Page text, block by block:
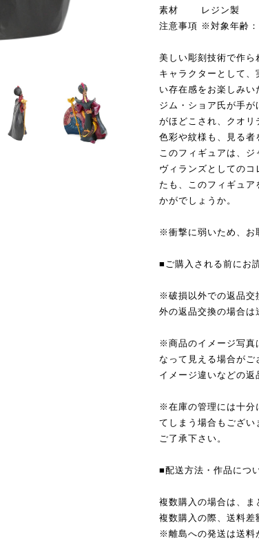
素材 レジン製
注意事項 ※対象年齢
美しい彫刻技術で作
キャラクターとして
い存在感をお楽しみい
ジム・ショア氏が手
がほどこされ、クオ
色彩や紋様も、見る者
このフィギュアは、
ヴィランズとしての
たも、このフィギュ
かがでしょうか。
※衝撃に弱いため、お
■ご購入される前にお
※破損以外での返品交
外の返品交換の場合は
※商品のイメージ写真
なって見える場合がご
イメージ違いなどの返
※在庫の管理には十分
てしまう場合もござい
ご了承下さい。
■配送方法・作品につ
複数購入の場合は、ま
複数購入の際、送料差
※離島への発送は送料